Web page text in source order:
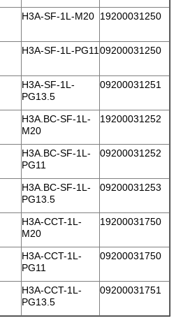
H3A-SF-1L-M20 19200031250
H3A-SF-1L-PG11 09200031250
H3A-SF-1L-
PG13.5
09200031251
H3A.BC-SF-1L-
M20
19200031252
H3A.BC-SF-1L-
PG11
09200031252
H3A.BC-SF-1L-
PG13.5
09200031253
H3A-CCT-1L-
M20
19200031750
H3A-CCT-1L-
PG11
09200031750
H3A-CCT-1L-
PG13.5
09200031751